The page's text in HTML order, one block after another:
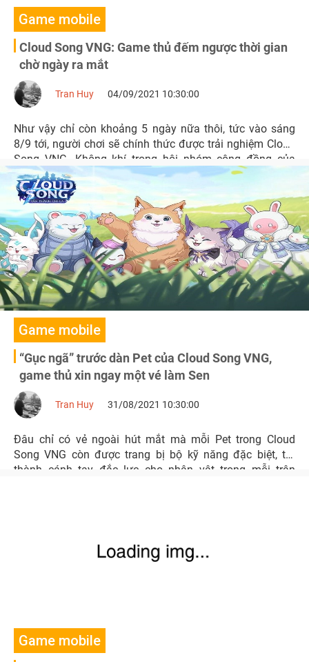
Game mobile
Cloud Song VNG: Game thủ đếm ngược thời gian
chờ ngày ra mắt
Tran Huy 04/09/2021 10:30:00
Như vậy chỉ còn khoảng 5 ngày nữa thôi, tức vào sáng
8/9 tới, người chơi sẽ chính thức được trải nghiệm Cloud
Song VNG. Không khí trong hội nhóm cộng đồng của
game hiện đang sục sôi và náo nhiệt hơn bao giờ hết.
Game mobile
“Gục ngã” trước dàn Pet của Cloud Song VNG,
game thủ xin ngay một vé làm Sen
Tran Huy 31/08/2021 10:30:00
Đâu chỉ có vẻ ngoài hút mắt mà mỗi Pet trong Cloud
Song VNG còn được trang bị bộ kỹ năng đặc biệt, trở
thành cánh tay đắc lực cho nhân vật trong mỗi trận
Game mobile